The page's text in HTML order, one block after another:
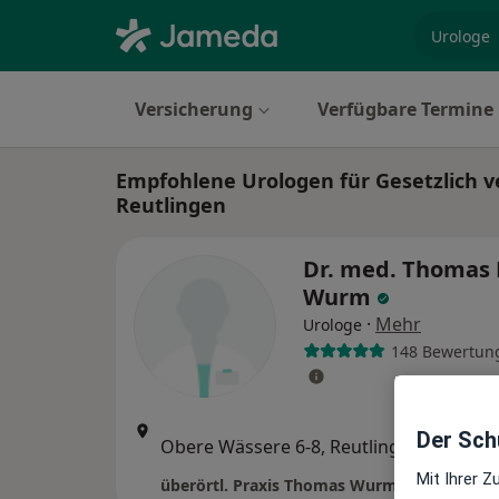
Versicherung Verfügbare Termine
Empfohlene Urologen für Gesetzlich
Reutlingen
Dr. med. Thomas
Wurm
Urologe · Mehr
148
•
Zu
überörtl. Praxis Thomas Wurm Facharzt
Der
Mit Ihrer